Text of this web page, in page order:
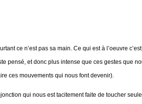
ce n’est pas sa main. Ce qui est à l’oeuvre
pensé, et donc plus intense que ces gestes que
ces mouvements qui nous font devenir).
qui nous est tacitement faite de toucher